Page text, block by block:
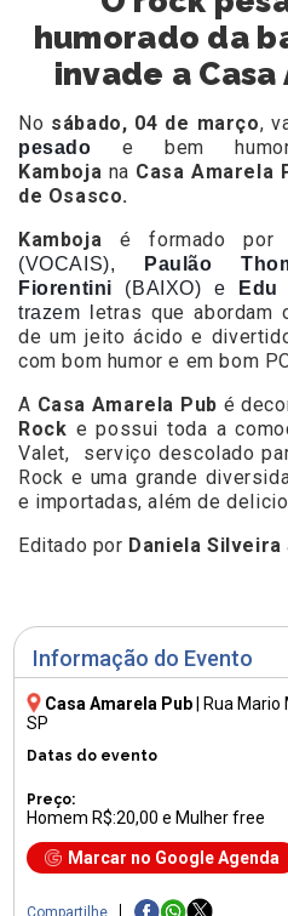
Informação do Evento
Casa Amarela Pub Rua Mario
SP
Datas do evento
Preço:
Homem R$:20,00 e Mulher free
Marcar no Google Agenda
humorado da
invade a
No sábado, 04 de março,
pesado e bem
Kamboja na Casa Amarela
de Osasco.
Kambojaé formado por
(VOCAIS),
Paulão
Fiorentini (BAIXO) e Edu
trazem l etras que abordam
de um jeito ácido e
com bom humor e em bom
A Casa Amarela Pub é
Rock e possui toda a
Valet, serviço descolado
Rock e uma grande
e importadas, além de
Editado por Daniela Silveira